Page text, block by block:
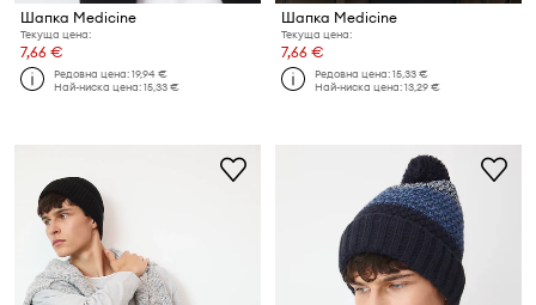
Шапка Medicine
Текуща цена:
7,66 €
Редовна цена:19,94 €
Най-ниска цена:15,33 €
Шапка Medicine
Текуща цена:
7,66 €
Редовна цена:15,33 €
Най-ниска цена:13,29 €